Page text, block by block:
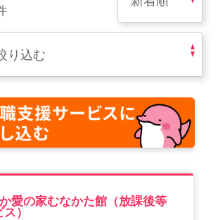
を使うメリットについて
・看護のお仕事について
WEB勤怠
愛の家むなかた館（放課後等
）